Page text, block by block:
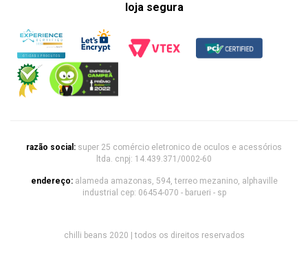
loja segura
razão social: super 25 comércio eletronico de oculos e acessórios
ltda. cnpj: 14.439.371/0002-60
endereço: alameda amazonas, 594, terreo mezanino, alphaville
industrial cep: 06454-070 - barueri - sp
chilli beans 2020 | todos os direitos reservados